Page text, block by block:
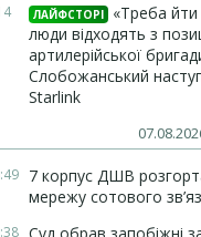
ЛАЙФСТОРІ
«Треба йти
люди відходять з
артилерійської
Слобожанський
Starlink
7 корпус ДШВ
мережу сотового